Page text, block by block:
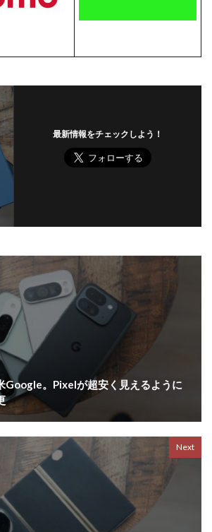
最新情報をチェックしよう！
Google。Pixelが超安く見えるように
Next